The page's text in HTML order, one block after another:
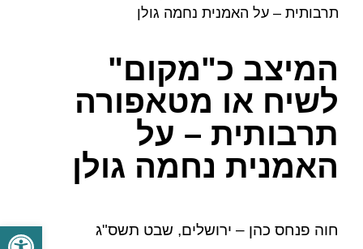
פתח
תרבותית – על האמנית נחמה גולן
המיצב כ"מקום"
לשיח או מטאפורה
תרבותית – על
האמנית נחמה גולן
חוה פנחס כהן – ירושלים, שבט תשס"ג